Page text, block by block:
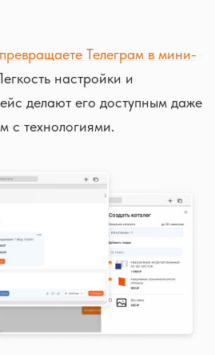
Телеграм в мини-
настройки и
делают его доступным даже
с технологиями.